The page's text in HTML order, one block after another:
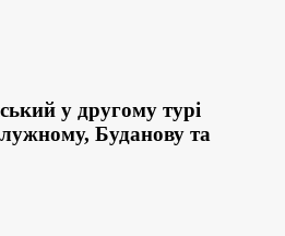
у другому турі
Буданову та